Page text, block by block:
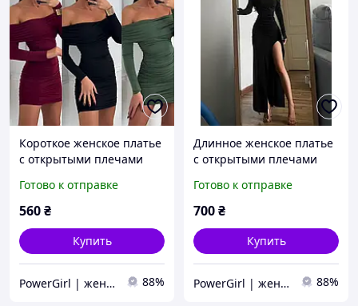
Короткое женское платье
с открытыми плечами
оливковое) с длинным
рукавом
Готово к отправке
560₴
Купить
PowerGirl | женская одежда 88%
Длинное женское платье
с открытыми плечами
рукавом
Готово к отправке
700₴
Купить
PowerGirl | женская одежда 88%